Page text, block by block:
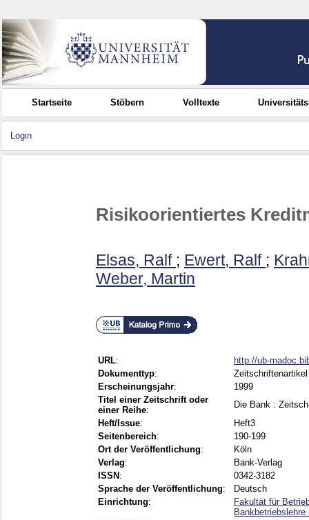
Startseite Stöbern Volltexte
Login
Risikoorientiertes
Elsas, Ralf ; Ewert, Ralf ;
Weber, Martin
URL:
http://ub-
Dokumenttyp:
Zeitschriftenartikel
Erscheinungsjahr:
1999
Titel einer Zeitschrift oder
einer Reihe:
Die Bank :
Heft/Issue:
Heft3
Seitenbereich:
190-199
Ort der Veröffentlichung:
Köln
Verlag:
Bank-Verlag
ISSN :
0342-3182
Sprache der Veröffentlichung:
Deutsch
Einrichtung:
Fakultät für
Bankbetriebslehre